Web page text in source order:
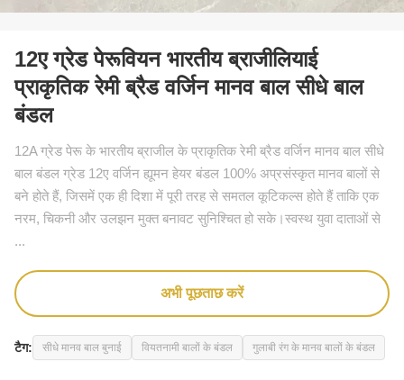
12ए ग्रेड पेरूवियन भारतीय ब्राजीलियाई
प्राकृतिक रेमी ब्रैड वर्जिन मानव बाल सीधे बाल
बंडल
12A ग्रेड पेरू के भारतीय ब्राजील के प्राकृतिक रेमी ब्रैड वर्जिन मानव बाल सीधे
बाल बंडल ग्रेड 12ए वर्जिन ह्यूमन हेयर बंडल 100% अप्रसंस्कृत मानव बालों से
बने होते हैं, जिसमें एक ही दिशा में पूरी तरह से समतल कूटिकल्स होते हैं ताकि एक
नरम, चिकनी और उलझन मुक्त बनावट सुनिश्चित हो सके।स्वस्थ युवा दाताओं से
...
अभी पूछताछ करें
टैग: सीधे मानव बाल बुनाई वियतनामी बालों के बंडल गुलाबी रंग के मानव बालों के बंडल